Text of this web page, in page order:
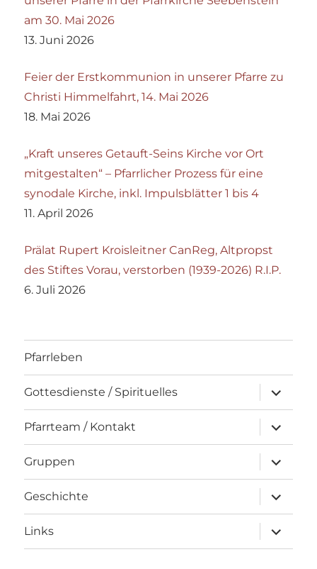
am 30. Mai 2026
13. Juni 2026
Feier der Erstkommunion in unserer Pfarre zu
Christi Himmelfahrt, 14. Mai 2026
18. Mai 2026
„Kraft unseres Getauft-Seins Kirche vor Ort
mitgestalten“ – Pfarrlicher Prozess für eine
synodale Kirche, inkl. Impulsblätter 1 bis 4
11. April 2026
Prälat Rupert Kroisleitner CanReg, Altpropst
des Stiftes Vorau, verstorben (1939-2026) R.I.P.
6. Juli 2026
Pfarrleben
Gottesdienste / Spirituelles
öffnen
Pfarrteam / Kontakt
öffnen
Gruppen
öffnen
Geschichte
öffnen
Links
öffnen